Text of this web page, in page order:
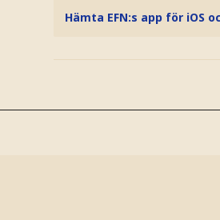
Hämta EFN:s app för iOS